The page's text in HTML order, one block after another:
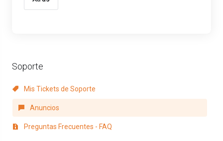
Soporte
Mis Tickets de Soporte
Anuncios
Preguntas Frecuentes - FAQ